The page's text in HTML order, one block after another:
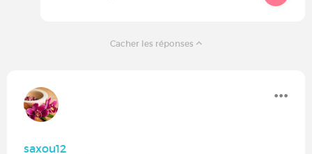
Cacher les réponses
saxou12